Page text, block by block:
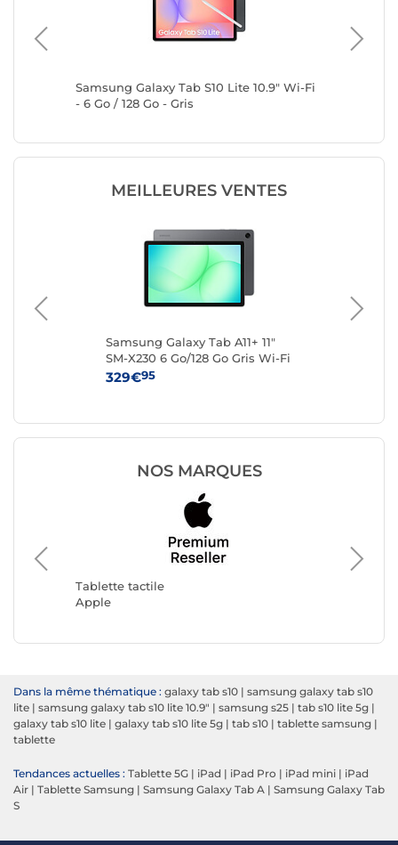
Samsung Galaxy Tab S10 Lite 10.9" Wi-Fi
- 6 Go / 128 Go - Gris
MEILLEURES VENTES
Samsung Galaxy Tab A11+ 11"
SM-X230 6 Go/128 Go Gris Wi-Fi
329€95
NOS MARQUES
Tablette tactile
Apple
Dans la même thématique : galaxy tab s10 | samsung galaxy tab s10
lite | samsung galaxy tab s10 lite 10.9" | samsung s25 | tab s10 lite 5g |
galaxy tab s10 lite | galaxy tab s10 lite 5g | tab s10 | tablette samsung |
tablette
Tendances actuelles : Tablette 5G | iPad | iPad Pro | iPad mini | iPad
Air | Tablette Samsung | Samsung Galaxy Tab A | Samsung Galaxy Tab
S